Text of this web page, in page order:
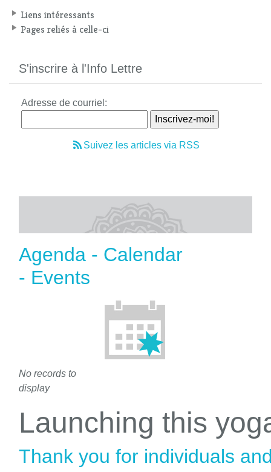
Liens intéressants
Pages reliés à celle-ci
S'inscrire à l'Info Lettre
Adresse de courriel:
Suivez les articles via RSS
Agenda - Calendar
- Events
No records to
display
Launching this
Thank you for individuals